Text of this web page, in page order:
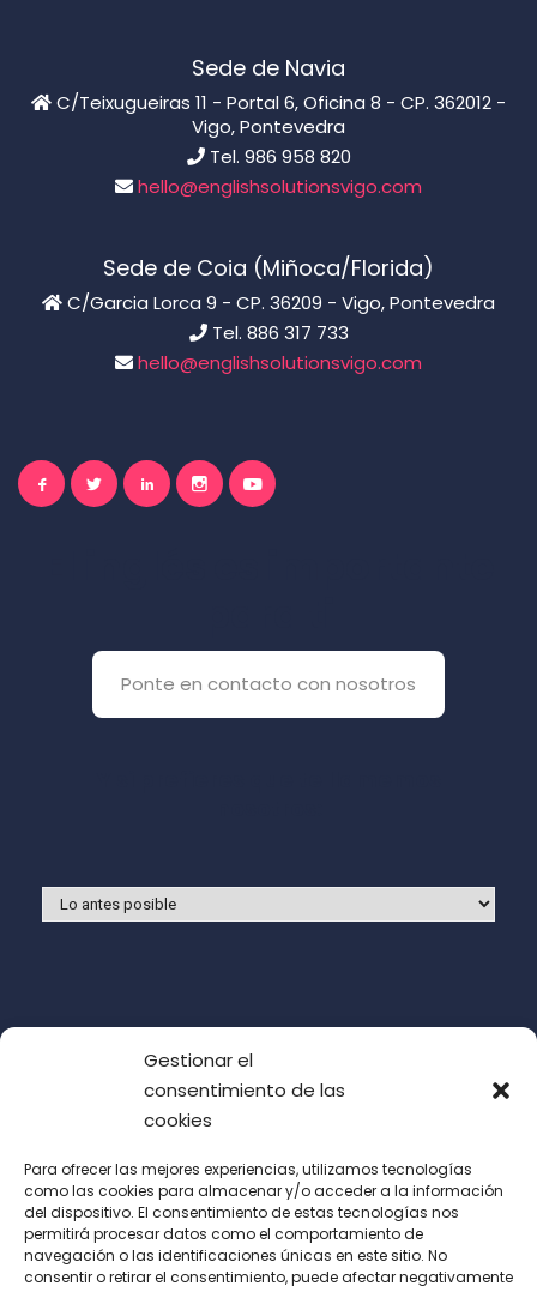
Gestionar el
consentimiento de las
cookies
Para ofrecer las mejores experiencias, utilizamos tecnologías
como las cookies para almacenar y/o acceder a la información
del dispositivo. El consentimiento de estas tecnologías nos
permitirá procesar datos como el comportamiento de
navegación o las identificaciones únicas en este sitio. No
consentir o retirar el consentimiento, puede afectar negativamente
Sede de Navia
C/Teixugueiras 11 - Portal 6, Oficina 8 - CP. 362012 -
Vigo, Pontevedra
Tel. 986 958 820
hello@englishsolutionsvigo.com
Sede de Coia (Miñoca/Florida)
C/Garcia Lorca 9 - CP. 36209 - Vigo, Pontevedra
Tel. 886 317 733
hello@englishsolutionsvigo.com
Ponte en contacto con nosotros
Acepto las condiciones de uso (LOPD)